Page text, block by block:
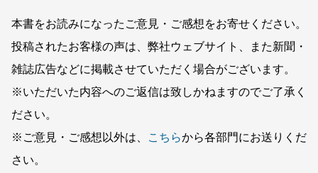
本書をお読みになったご意見・ご感想をお寄せください。
投稿されたお客様の声は、弊社ウェブサイト、また新聞・
雑誌広告などに掲載させていただく場合がございます。
※いただいた内容へのご返信は致しかねますのでご了承く
ださい。
※ご意見・ご感想以外は、
こちらから各部門にお送りくだ
さい。